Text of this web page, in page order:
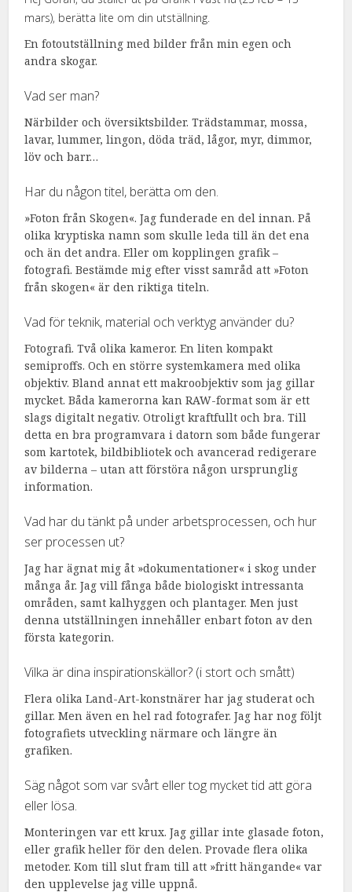
mars), berätta lite om din utställning.
En fotoutställning med bilder från min egen och
andra skogar.
Vad ser man?
Närbilder och översiktsbilder. Trädstammar, mossa,
lavar, lummer, lingon, döda träd, lågor, myr, dimmor,
löv och barr…
Har du någon titel, berätta om den.
»Foton från Skogen«. Jag funderade en del innan. På
olika kryptiska namn som skulle leda till än det ena
och än det andra. Eller om kopplingen grafik –
fotografi. Bestämde mig efter visst samråd att »Foton
från skogen« är den riktiga titeln.
Vad för teknik, material och verktyg använder du?
Fotografi. Två olika kameror. En liten kompakt
semiproffs. Och en större systemkamera med olika
objektiv. Bland annat ett makroobjektiv som jag gillar
mycket. Båda kamerorna kan RAW-format som är ett
slags digitalt negativ. Otroligt kraftfullt och bra. Till
detta en bra programvara i datorn som både fungerar
som kartotek, bildbibliotek och avancerad redigerare
av bilderna – utan att förstöra någon ursprunglig
information.
Vad har du tänkt på under arbetsprocessen, och hur
ser processen ut?
Jag har ägnat mig åt »dokumentationer« i skog under
många år. Jag vill fånga både biologiskt intressanta
områden, samt kalhyggen och plantager. Men just
denna utställningen innehåller enbart foton av den
första kategorin.
Vilka är dina inspirationskällor? (i stort och smått)
Flera olika Land-Art-konstnärer har jag studerat och
gillar. Men även en hel rad fotografer. Jag har nog följt
fotografiets utveckling närmare och längre än
grafiken.
Säg något som var svårt eller tog mycket tid att göra
eller lösa.
Monteringen var ett krux. Jag gillar inte glasade foton,
eller grafik heller för den delen. Provade flera olika
metoder. Kom till slut fram till att »fritt hängande« var
den upplevelse jag ville uppnå.